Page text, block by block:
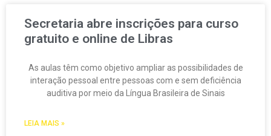
Secretaria abre inscrições para curso
gratuito e online de Libras
As aulas têm como objetivo ampliar as possibilidades de
interação pessoal entre pessoas com e sem deficiência
auditiva por meio da Língua Brasileira de Sinais
LEIA MAIS »